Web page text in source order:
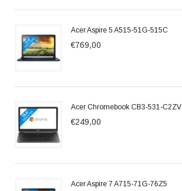
Acer Aspire 5 A515-51G-515C
€769,00
Acer Chromebook CB3-531-C2ZV
€249,00
Acer Aspire 7 A715-71G-76Z5